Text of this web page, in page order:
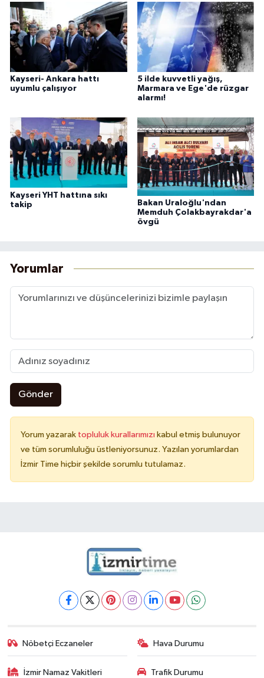
Kayseri- Ankara hattı
uyumlu çalışıyor
5 ilde kuvvetli yağış,
Marmara ve Ege'de rüzgar
alarmı!
Kayseri YHT hattına sıkı
takip
Bakan Uraloğlu'ndan
Memduh Çolakbayrakdar'a
övgü
Yorumlar
Gönder
Yorum yazarak topluluk kurallarımızı kabul etmiş bulunuyor
ve tüm sorumluluğu üstleniyorsunuz. Yazılan yorumlardan
İzmir Time hiçbir şekilde sorumlu tutulamaz.
Nöbetçi Eczaneler Hava Durumu
İzmir Namaz Vakitleri Trafik Durumu